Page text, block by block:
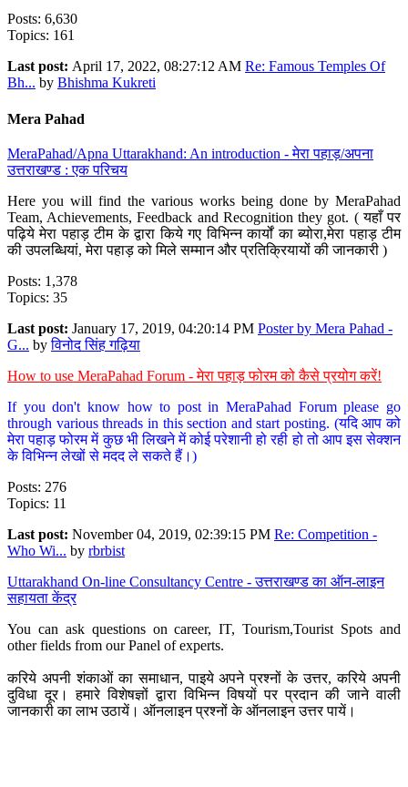
Posts: 6,630
Topics: 161
Last post: April 17, 2022, 08:27:12 AM Re: Famous Temples Of
Bh... by Bhishma Kukreti
Mera Pahad
MeraPahad/Apna Uttarakhand: An introduction - मेरा पहाड़/अपना
उत्तराखण्ड : एक परिचय
Here you will find the various works being done by MeraPahad
Team, Achievements, Feedback and Recognition they got. ( यहाँ पर
पढ़िये मेरा पहाड़ टीम के द्वारा किये गए विभिन्न कार्यों का ब्योरा,मेरा पहाड़ टीम
की उपलब्धियां, मेरा पहाड़ को मिले सम्मान और प्रतिक्रियायों की जानकारी )
Posts: 1,378
Topics: 35
Last post: January 17, 2019, 04:20:14 PM Poster by Mera Pahad -
G... byविनोद सिंह गढ़िया
How to use MeraPahad Forum - मेरा पहाड़ फोरम को कैसे प्रयोग करें!
If you don't know how to post in MeraPahad Forum please go
through various threads in this section and start posting. (यदि आप को
मेरा पहाड़ फोरम में कुछ भी लिखने में कोई परेशानी हो रही हो तो आप इस सेक्शन
के विभिन्न लेखों से मदद ले सकते हैं।)
Posts: 276
Topics: 11
Last post: November 04, 2019, 02:39:15 PM Re: Competition -
Who Wi... by rbrbist
Uttarakhand On-line Consultancy Centre - उत्तराखण्ड का ऑन-लाइन
सहायता केंद्र
You can ask questions on career, IT, Tourism,Tourist Spots and
other fields from our Panel of experts.
करिये अपनी शंकाओं का समाधान, पाइये अपने प्रश्नों के उत्तर, करिये अपनी
दुविधा दूर। हमारे विशेषज्ञों द्वारा विभिन्न विषयों पर प्रदान की जाने वाली
जानकारी का लाभ उठायें। ऑनलाइन प्रश्नों के ऑनलाइन उत्तर पायें।